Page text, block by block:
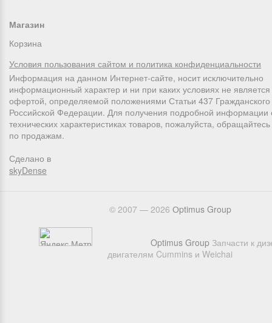
Магазин
Корзина
Условия пользования сайтом и политика конфиденциальности
Информация на данном Интернет-сайте, носит исключительно
информационный характер и ни при каких условиях не
офертой, определяемой положениями Статьи 437 Гражданского
Российской Федерации. Для получения подробной информации
технических характеристиках товаров, пожалуйста,
по продажам.
Сделано в
skyDense
© 2007 — 2026 Оptimus Group
Optimus Group Запчасти к
двигателям Cummins и Weichai